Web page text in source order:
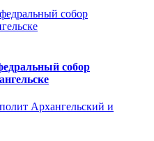
собор
Архангельский и